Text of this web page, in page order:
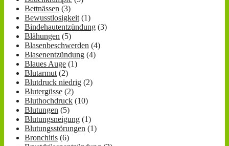
Bettnässen (3)
Bewusstlosigkeit (1)
Bindehautentzündung (3)
Blähungen (5)
Blasenbeschwerden (4)
Blasenentzündung (4)
Blaues Auge (1)
Blutarmut (2)
Blutdruck niedrig (2)
Blutergüsse (2)
Bluthochdruck (10)
Blutungen (5)
Blutungsneigung (1)
Blutungsstörungen (1)
Bronchitis (6)